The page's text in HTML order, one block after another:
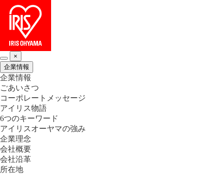
×
企業情報
企業情報
ごあいさつ
コーポレートメッセージ
アイリス物語
6つのキーワード
アイリスオーヤマの強み
企業理念
会社概要
会社沿革
所在地